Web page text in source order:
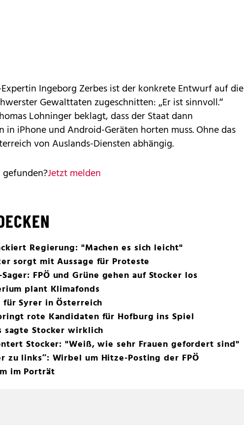
Ingeborg Zerbes ist der konkrete Entwurf auf die
Gewalttaten zugeschnitten: „Er ist sinnvoll.“
Lohninger beklagt, dass der Staat dann
in iPhone und Android-Geräten horten muss. Ohne das
von Auslands-Diensten abhängig.
Jetzt melden
Regierung: "Machen es sich leicht"
sorgt mit Aussage für Proteste
FPÖ und Grüne gehen auf Stocker los
plant Klimafonds
Syrer in Österreich
rote Kandidaten für Hofburg ins Spiel
sagte Stocker wirklich
Stocker: "Weiß, wie sehr Frauen gefordert sind"
zu links“: Wirbel um Hitze-Posting der FPÖ
im Porträt